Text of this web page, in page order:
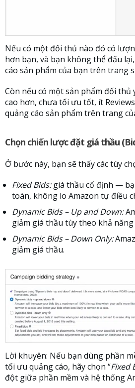
Nếu có một đối thủ nào đó có
hơn bạn, và bạn không thể đấu
cáo sản phẩm của bạn trên trang
Còn nếu có một sản phẩm đối thủ
cao hơn, chưa tối ưu tốt, ít
quảng cáo sản phẩm trên trang
Chọn chiến lược đặt giá thầu
Ở bước này, bạn sẽ thấy các tùy
Fixed Bids:giá thầu cố định —
toàn, không lo Amazon tự điều
Dynamic Bids – Up and Down:
giảm giá thầu tùy theo khả năng
Dynamic Bids – Down Only:
giảm giá thầu.
Lời khuyên: Nếu bạn dùng phần
tối ưu quảng cáo, hãy chọn “Fixed
đột giữa phần mềm và hệ thống